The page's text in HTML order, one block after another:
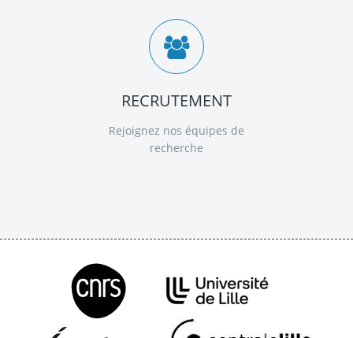
RECRUTEMENT
Rejoignez nos équipes de
recherche